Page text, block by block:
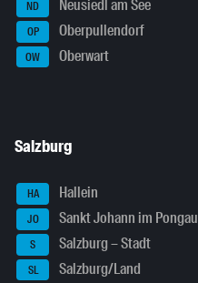
ND Neusiedl am See
OP Oberpullendorf
OW Oberwart
Salzburg
HA Hallein
JO Sankt Johann im Pongau
S Salzburg – Stadt
SL Salzburg/Land